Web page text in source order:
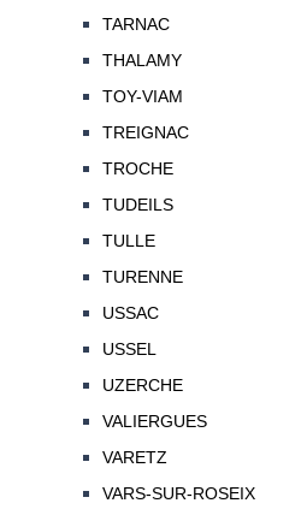
TARNAC
THALAMY
TOY-VIAM
TREIGNAC
TROCHE
TUDEILS
TULLE
TURENNE
USSAC
USSEL
UZERCHE
VALIERGUES
VARETZ
VARS-SUR-ROSEIX